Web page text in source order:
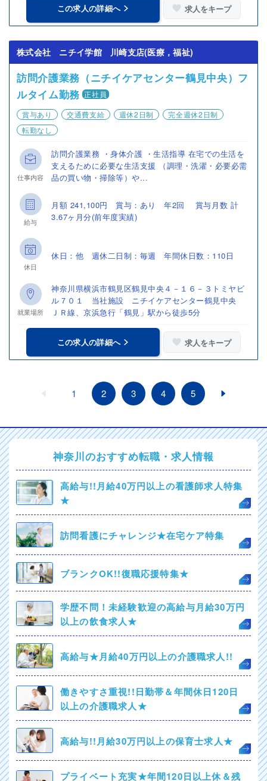
この求人の詳細へ 求人をキープ
株式会社 ニチイ学館 川崎支店(医療，福祉)
訪問介護業務（ニチイケアセンター鶴見中央）フ
ルタイム勤務 正社員
賞与あり
交通費支給 週休2日制
完全週休2日制
転勤なし
仕事内容
訪問介護業務 ・身体介護 ・生活指導 在宅での生活を
支えるために必要な生活支援 （調理・洗濯・必要必需
品の買い物・掃除等）や...
給与
月額 241,100円 賞与：あり 年2回 賞与月数 計
3.67ヶ月分(前年度実績)
休日
休日：他 週休二日制：毎週 年間休日数：110日
就業場所
神奈川県横浜市鶴見区鶴見中央４－１６－３トミヤビ
ル７０１ 当社施設 ニチイケアセンター鶴見中央
ＪＲ線、京浜急行「鶴見」駅から徒歩5分
この求人の詳細へ 求人をキープ
1 2 3 4 5
神奈川のおすすめ転職・求人情報
高給与!!月給40万円以上の看護師求人特集
★
訪問看護にチャレンジ★在宅ケア特集
ブランクOK!!復職応援特集★
学歴不問！未経験歓迎の高給与月給30万円
以上の飲食求人★
高給与★月給40万円以上の介護職求人!!
働きやすさ重視!!日勤帯＆年間休日120日
以上の介護職求人★
高給与!!月給30万円以上の保育士求人★
プライベート充実★年間120日以上休＆残